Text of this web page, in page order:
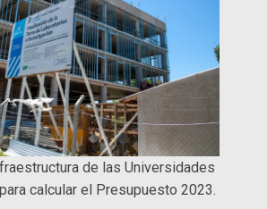
de las Universidades
calcular el Presupuesto 2023.